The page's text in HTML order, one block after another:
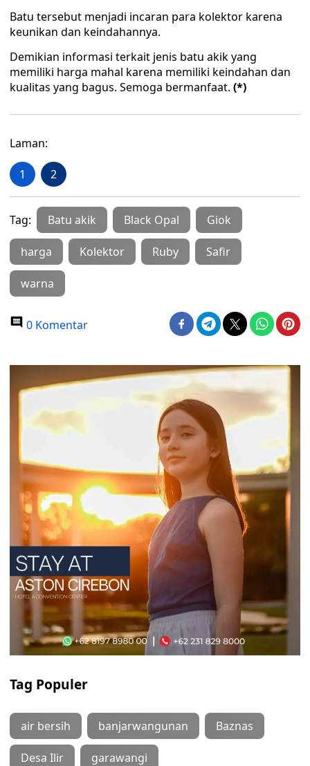
Batu tersebut menjadi incaran para kolektor karena
keunikan dan keindahannya.
Demikian informasi terkait jenis batu akik yang
memiliki harga mahal karena memiliki keindahan dan
kualitas yang bagus. Semoga bermanfaat. (*)
Laman:
1 2
Tag: Batu akik Black Opal Giok
harga Kolektor Ruby Safir
warna
0 Komentar
Tag Populer
air bersih banjarwangunan Baznas
Desa Ilir garawangi